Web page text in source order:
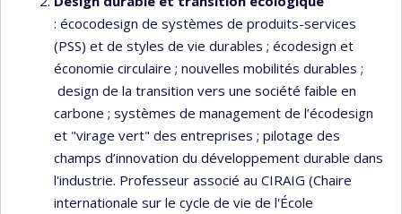
: écocodesign de systèmes de produits-services
(PSS) et de styles de vie durables ; écodesign et
économie circulaire ; nouvelles mobilités durables ;
design de la transition vers une société faible en
carbone ; systèmes de management de l’écodesign
et "virage vert" des entreprises ; pilotage des
champs d’innovation du développement durable dans
l'industrie. Professeur associé au CIRAIG (Chaire
internationale sur le cycle de vie de l'École